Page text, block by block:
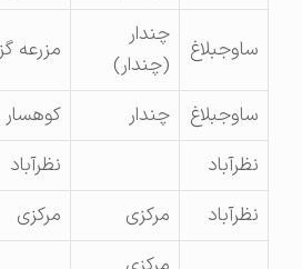
ساوجبلاغ
چندار
(چندار)
مزرعه گزل
ساوجبلاغ چندار
کوهسار
نظرآباد
نظرآباد
نظرآباد
مرکزی مرکزی